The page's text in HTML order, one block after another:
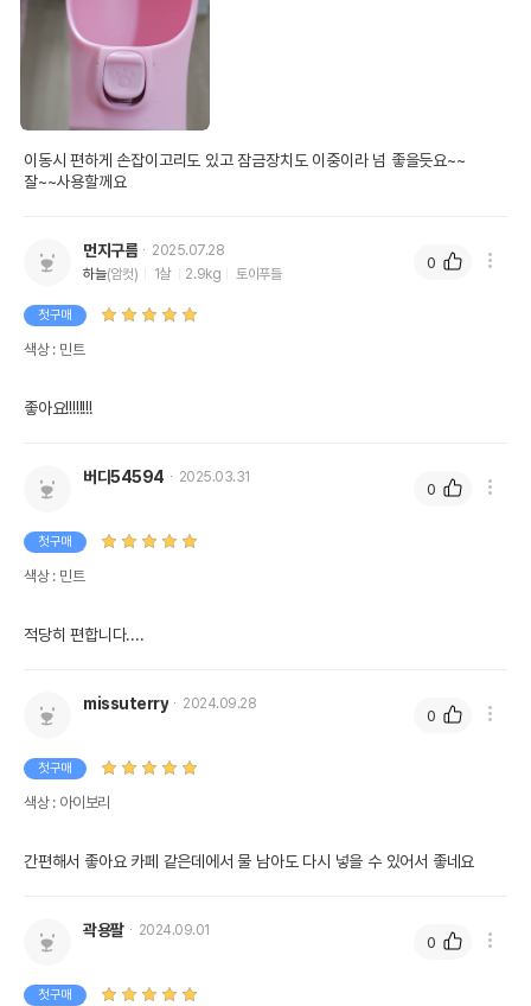
이동시 편하게 손잡이고리도 있고 잠금장치도 이중이라 넘 좋을듯요~~
잘~~사용할께요
먼지구름
2025.07.28
하늘(암컷) 1살 2.9kg 토이푸들
첫구매
색상 : 민트
좋아요!!!!!!!!
0
버디54594 2025.03.31
첫구매
색상 : 민트
적당히 편합니다....
0
missuterry 2024.09.28
첫구매
색상 : 아이보리
간편해서 좋아요 카페 같은데에서 물 남아도 다시 넣을 수 있어서 좋네요
0
곽용팔 2024.09.01
첫구매
0